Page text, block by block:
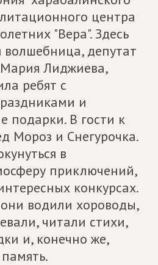
центра
"Вера". Здесь
депутат
Лиджиева,
ребят с
и
подарки. В гости к
Мороз и Снегурочка.
в
приключений,
конкурсах.
они водили хороводы,
читали стихи,
и, конечно же,